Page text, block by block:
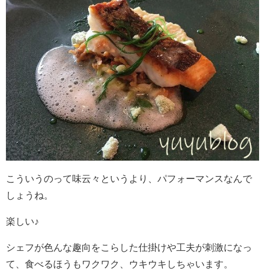
こういうのって味云々というより、パフォーマンスなんで
しょうね。
楽しい♪
シェフが色んな趣向をこらした仕掛けや工夫が刺激になっ
て、食べるほうもワクワク、ウキウキしちゃいます。